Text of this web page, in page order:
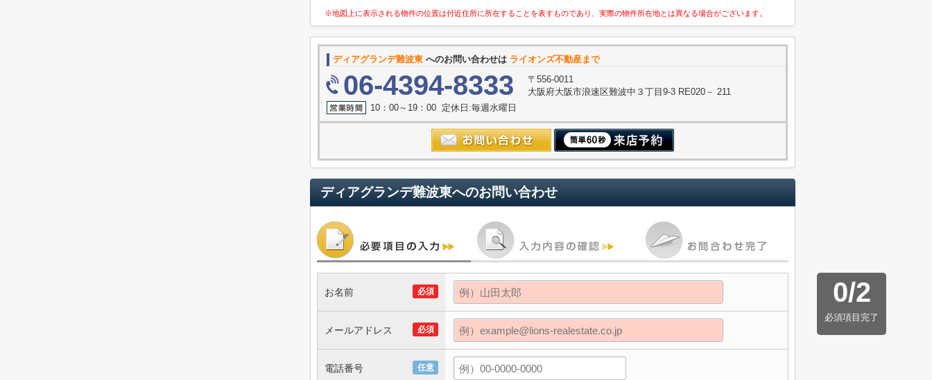
※地図上に表示される物件の位置は付近住所に所在することを表すものであり、実際の物件所在地とは異なる場合がございます。
ディアグランデ難波東 へのお問い合わせは ライオンズ不動産まで
06-4394-8333
〒556-0011
大阪府大阪市浪速区難波中３丁目9-3 RE020－ 211
10：00～19：00 定休日:毎週水曜日
ディアグランデ難波東へのお問い合わせ
0/2
必須項目完了
必須
お名前
必須
メールアドレス
任意
電話番号